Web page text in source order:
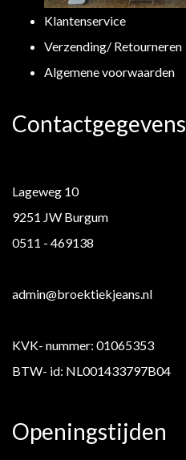
Klantenservice
Verzending/ Retourneren
Algemene voorwaarden
Contactgegevens
Lageweg 10
9251 JW Burgum
0511 - 469138
admin@broektiekjeans.nl
KVK- nummer: 01065353
BTW- id: NL001433797B04
Openingstijden